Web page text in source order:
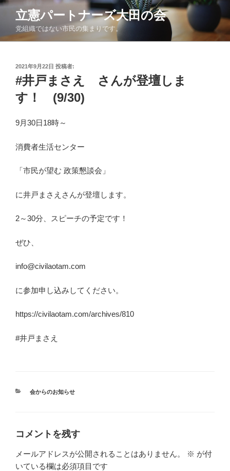
コ
ン
立憲パートナーズ大田の会
党組織ではない市民の集まりです。
投
稿
日:
2021年9月22日 投稿者:
#井戸まさえ さんが登壇しま
す！ (9/30)
9月30日18時～
消費者生活センター
「市民が望む 政策懇談会」
に井戸まさえさんが登壇します。
2～30分、スピーチの予定です！
ぜひ、
info@civilaotam.com
に参加申し込みしてください。
https://civilaotam.com/archives/810
#井戸まさえ
カ
会からのお知らせ
コメントを残す
メールアドレスが公開されることはありません。 ※ が付
いている欄は必須項目です